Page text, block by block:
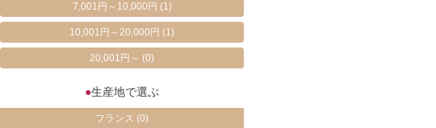
7,001円～10,000円 (1)
10,001円～20,000円(1)
20,001円～(0)
●生産地で選ぶ
フランス(0)